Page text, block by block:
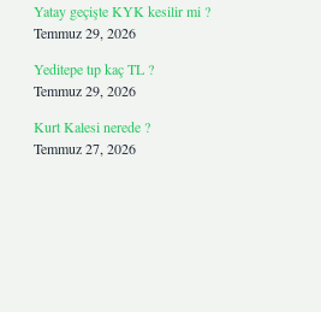
Yatay geçişte KYK kesilir mi ?
Temmuz 29, 2026
Yeditepe tıp kaç TL ?
Temmuz 29, 2026
Kurt Kalesi nerede ?
Temmuz 27, 2026